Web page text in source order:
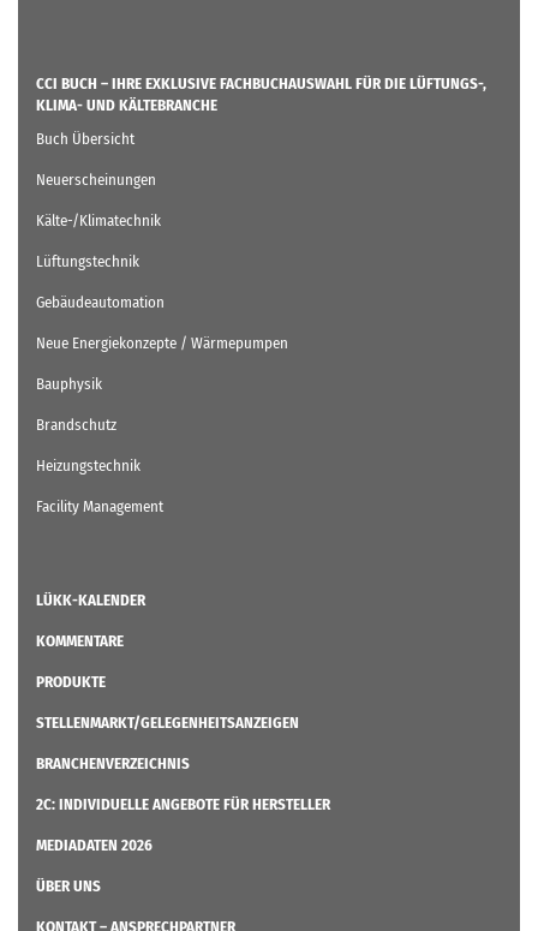
CCI BUCH – IHRE EXKLUSIVE FACHBUCHAUSWAHL FÜR DIE LÜFTUNGS-,
KLIMA- UND KÄLTEBRANCHE
Buch Übersicht
Neuerscheinungen
Kälte-/Klimatechnik
Lüftungstechnik
Gebäudeautomation
Neue Energiekonzepte / Wärmepumpen
Bauphysik
Brandschutz
Heizungstechnik
Facility Management
LÜKK-KALENDER
KOMMENTARE
PRODUKTE
STELLENMARKT/GELEGENHEITSANZEIGEN
BRANCHENVERZEICHNIS
2C: INDIVIDUELLE ANGEBOTE FÜR HERSTELLER
MEDIADATEN 2026
ÜBER UNS
KONTAKT – ANSPRECHPARTNER